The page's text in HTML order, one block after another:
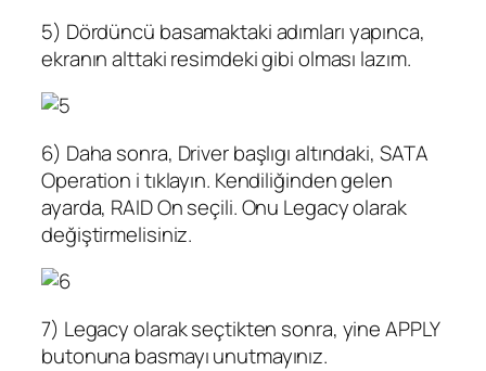
5) Dördüncü basamaktaki adımları yapınca,
ekranın alttaki resimdeki gibi olması lazım.
6) Daha sonra, Driver başlıgı altındaki, SATA
Operation i tıklayın. Kendiliğinden gelen
ayarda, RAID On seçili. Onu Legacy olarak
değiştirmelisiniz.
7) Legacy olarak seçtikten sonra, yine APPLY
butonuna basmayı unutmayınız.